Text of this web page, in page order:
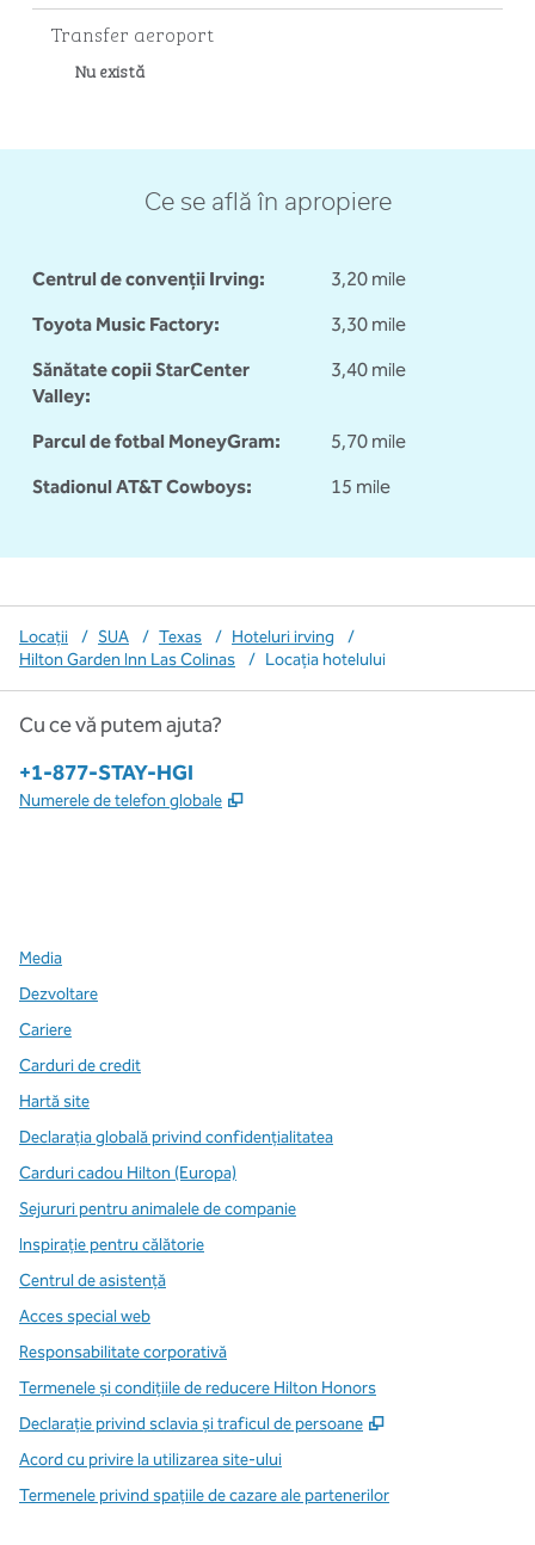
Transfer aeroport
Nu există
Ce se află în apropiere
Centrul de convenții Irving:
3,20 mile
Toyota Music Factory:
3,30 mile
Sănătate copii StarCenter
Valley:
3,40 mile
Parcul de fotbal MoneyGram:
5,70 mile
Stadionul AT&T Cowboys:
15 mile
Locații / SUA / Texas / Hoteluri irving
/
Hilton Garden Inn Las Colinas
/ Locația hotelului
Cu ce vă putem ajuta?
Telefon:
+1-877-STAY-HGI
Numerele de telefon globale ,
Media
Dezvoltare
Cariere
Carduri de credit
Hartă site
Declarația globală privind confidenţialitatea
Carduri cadou Hilton (Europa)
Sejururi pentru animalele de companie
Inspirație pentru călătorie
Centrul de asistență
Acces special web
Responsabilitate corporativă
Termenele și condițiile de reducere Hilton Honors
Declarație privind sclavia și traficul de persoane
,
Acord cu privire la utilizarea site-ului
Termenele privind spațiile de cazare ale partenerilor